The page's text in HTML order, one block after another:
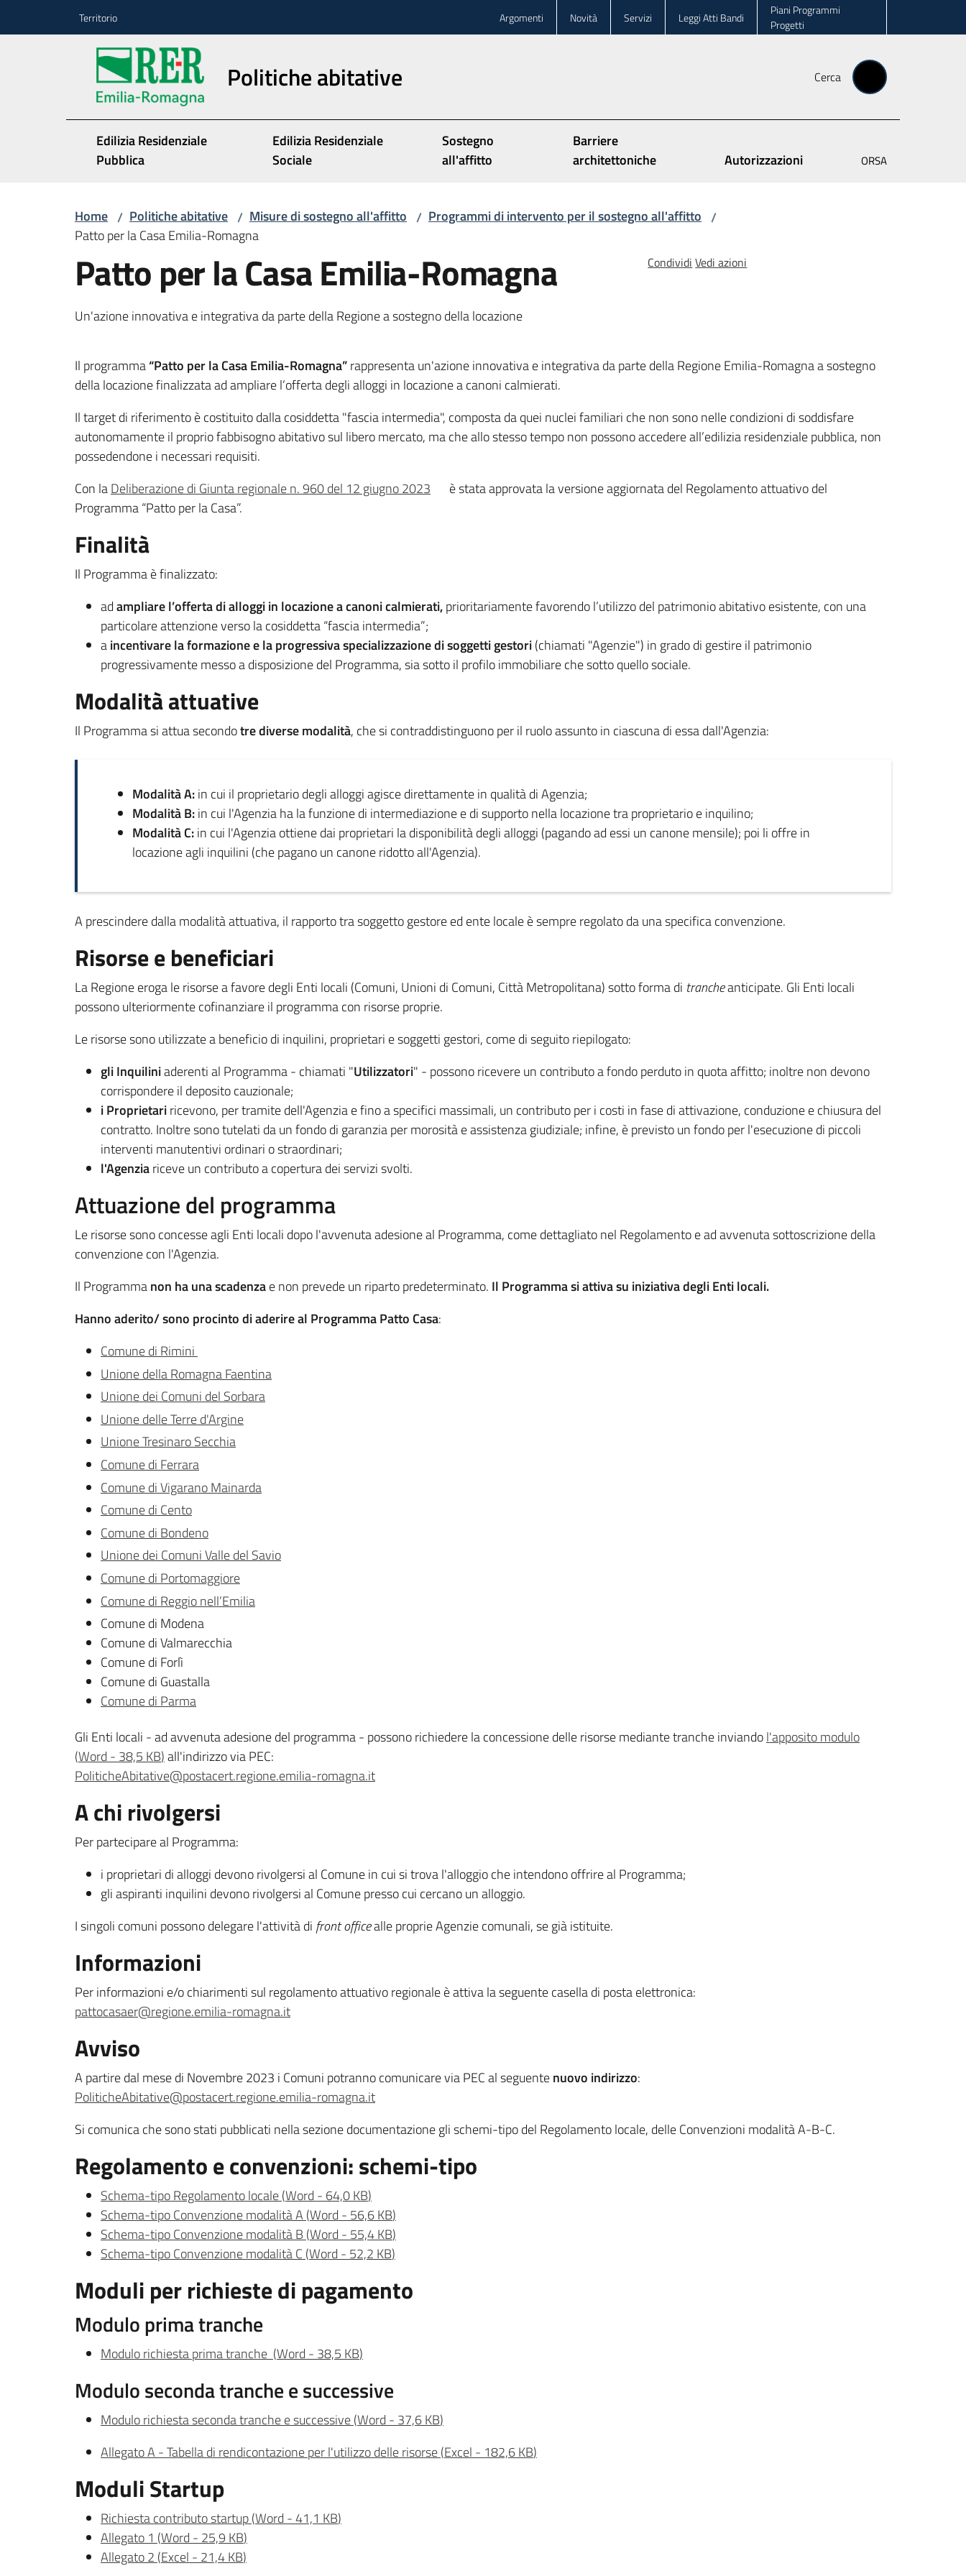
Territorio Argomenti Novità Servizi Leggi Atti Bandi
Piani Programmi
Progetti
Politiche abitative Cerca
Edilizia Residenziale
Pubblica
Edilizia Residenziale
Sociale
Sostegno
all'affitto
Barriere
architettoniche
Autorizzazioni ORSA
Home / Politiche abitative / Misure di sostegno all'affitto / Programmi di intervento per il sostegno all'affitto /
Patto per la Casa Emilia-Romagna
Patto per la Casa Emilia-Romagna
Un'azione innovativa e integrativa da parte della Regione a sostegno della locazione
Condividi Vedi azioni
Il programma“Patto per la Casa Emilia-Romagna”rappresenta un'azione innovativa e integrativa da parte della Regione Emilia-Romagna a sostegno
della locazione finalizzata ad ampliare l’offerta degli alloggi in locazione a canoni calmierati.
Il target di riferimento è costituito dalla cosiddetta "fascia intermedia", composta da quei nuclei familiari che non sono nelle condizioni di soddisfare
autonomamente il proprio fabbisogno abitativo sul libero mercato, ma che allo stesso tempo non possono accedere all’edilizia residenziale pubblica, non
possedendone i necessari requisiti.
Con laDeliberazione di Giunta regionale n. 960 del 12 giugno 2023
è stata approvata la versione aggiornata del Regolamento attuativo del
Programma “Patto per la Casa”.
Finalità
Il Programma è finalizzato:
adampliare l’offerta di alloggi in locazione a canoni calmierati,prioritariamente favorendo l’utilizzo del patrimonio abitativo esistente, con una
particolare attenzione verso la cosiddetta “fascia intermedia”;
aincentivare la formazione e la progressiva specializzazione di soggetti gestori(chiamati "Agenzie") in grado di gestire il patrimonio
progressivamente messo a disposizione del Programma, sia sotto il profilo immobiliare che sotto quello sociale.
Modalità attuative
Il Programma si attua secondotre diverse modalità, che si contraddistinguono per il ruolo assunto in ciascuna di essa dall'Agenzia:
Modalità A:in cui il proprietario degli alloggi agisce direttamente in qualità di Agenzia;
Modalità B:in cui l'Agenzia ha la funzione di intermediazione e di supporto nella locazione tra proprietario e inquilino;
Modalità C:in cui l'Agenzia ottiene dai proprietari la disponibilità degli alloggi (pagando ad essi un canone mensile); poi li offre in
locazione agli inquilini (che pagano un canone ridotto all'Agenzia).
A prescindere dalla modalità attuativa, il rapporto tra soggetto gestore ed ente locale è sempre regolato da una specifica convenzione.
Risorse e beneficiari
La Regione eroga le risorse a favore degli Enti locali (Comuni, Unioni di Comuni, Città Metropolitana) sotto forma di trancheanticipate. Gli Enti locali
possono ulteriormente cofinanziare il programma con risorse proprie.
Le risorse sono utilizzate a beneficio di inquilini, proprietari e soggetti gestori, come di seguito riepilogato:
gli Inquiliniaderenti al Programma - chiamati "Utilizzatori" - possono ricevere un contributo a fondo perduto in quota affitto; inoltre non devono
corrispondere il deposito cauzionale;
i Proprietariricevono, per tramite dell'Agenzia e fino a specifici massimali, un contributo per i costi in fase di attivazione, conduzione e chiusura del
contratto. Inoltre sono tutelati da un fondo di garanzia per morosità e assistenza giudiziale; infine, è previsto un fondo per l'esecuzione di piccoli
interventi manutentivi ordinari o straordinari;
l'Agenziariceve un contributo a copertura dei servizi svolti.
Attuazione del programma
Le risorse sono concesse agli Enti locali dopo l'avvenuta adesione al Programma, come dettagliato nel Regolamento e ad avvenuta sottoscrizione della
convenzione con l'Agenzia.
Il Programmanon ha una scadenzae non prevede un riparto predeterminato. Il Programma si attiva su iniziativa degli Enti locali.
Hanno aderito/ sono procinto di aderire al Programma Patto Casa:
Comune di Rimini
Unione della Romagna Faentina
Unione dei Comuni del Sorbara
Unione delle Terre d'Argine
Unione Tresinaro Secchia
Comune di Ferrara
Comune di Vigarano Mainarda
Comune di Cento
Comune di Bondeno
Unione dei Comuni Valle del Savio
Comune di Portomaggiore
Comune di Reggio nell’Emilia
Comune di Modena
Comune di Valmarecchia
Comune di Forlì
Comune di Guastalla
Comune di Parma
Gli Enti locali - ad avvenuta adesione del programma - possono richiedere la concessione delle risorse mediante tranche inviandol'apposito modulo
(Word - 38,5 KB)all'indirizzo via PEC:
PoliticheAbitative@postacert.regione.emilia-romagna.it
A chi rivolgersi
Per partecipare al Programma:
i proprietari di alloggi devono rivolgersi al Comune in cui si trova l'alloggio che intendono offrire al Programma;
gli aspiranti inquilini devono rivolgersi al Comune presso cui cercano un alloggio.
I singoli comuni possono delegare l'attività di front officealle proprie Agenzie comunali, se già istituite.
Informazioni
Per informazioni e/o chiarimenti sul regolamento attuativo regionale è attiva la seguente casella di posta elettronica:
pattocasaer@regione.emilia-romagna.it
Avviso
A partire dal mese di Novembre 2023 i Comuni potranno comunicare via PEC al seguentenuovo indirizzo:
PoliticheAbitative@postacert.regione.emilia-romagna.it
Si comunica che sono stati pubblicati nella sezione documentazione gli schemi-tipo del Regolamento locale, delle Convenzioni modalità A-B-C.
Regolamento e convenzioni: schemi-tipo
Schema-tipo Regolamento locale(Word - 64,0 KB)
Schema-tipo Convenzione modalità A (Word - 56,6 KB)
Schema-tipo Convenzione modalità B (Word - 55,4 KB)
Schema-tipo Convenzione modalità C (Word - 52,2 KB)
Moduli per richieste di pagamento
Modulo prima tranche
Modulo richiesta prima tranche (Word - 38,5 KB)
Modulo seconda tranche e successive
Modulo richiesta seconda tranche e successive(Word - 37,6 KB)
Allegato A - Tabella di rendicontazione per l'utilizzo delle risorse(Excel - 182,6 KB)
Moduli Startup
Richiesta contributo startup(Word -41,1 KB)
Allegato 1 (Word - 25,9 KB)
Allegato 2 (Excel - 21,4 KB)